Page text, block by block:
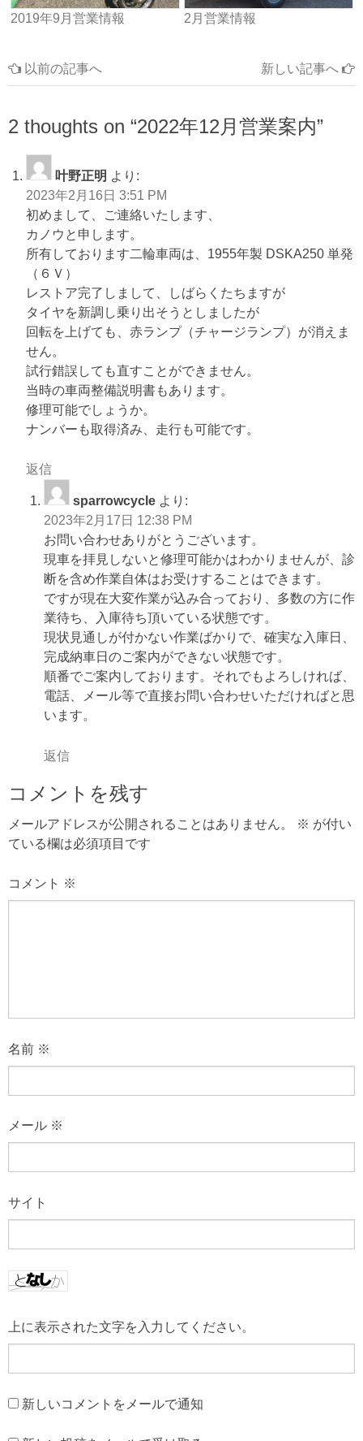
2019年9月営業情報 2月営業情報
以前の記事へ 新しい記事へ
2 thoughts on “2022年12月営業案内”
叶野正明 より:
2023年2月16日 3:51 PM
初めまして、ご連絡いたします、
カノウと申します。
所有しております二輪車両は、1955年製 DSKA250 単発
（６Ｖ）
レストア完了しまして、しばらくたちますが
タイヤを新調し乗り出そうとしましたが
回転を上げても、赤ランプ（チャージランプ）が消えま
せん。
試行錯誤しても直すことができません。
当時の車両整備説明書もあります。
修理可能でしょうか。
ナンバーも取得済み、走行も可能です。
返信
sparrowcycle より:
2023年2月17日 12:38 PM
お問い合わせありがとうございます。
現車を拝見しないと修理可能かはわかりませんが、診
断を含め作業自体はお受けすることはできます。
ですが現在大変作業が込み合っており、多数の方に作
業待ち、入庫待ち頂いている状態です。
現状見通しが付かない作業ばかりで、確実な入庫日、
完成納車日のご案内ができない状態です。
順番でご案内しております。それでもよろしければ、
電話、メール等で直接お問い合わせいただければと思
います。
返信
コメントを残す
メールアドレスが公開されることはありません。 ※ が付い
ている欄は必須項目です
コメント ※
名前 ※
メール ※
サイト
上に表示された文字を入力してください。
新しいコメントをメールで通知